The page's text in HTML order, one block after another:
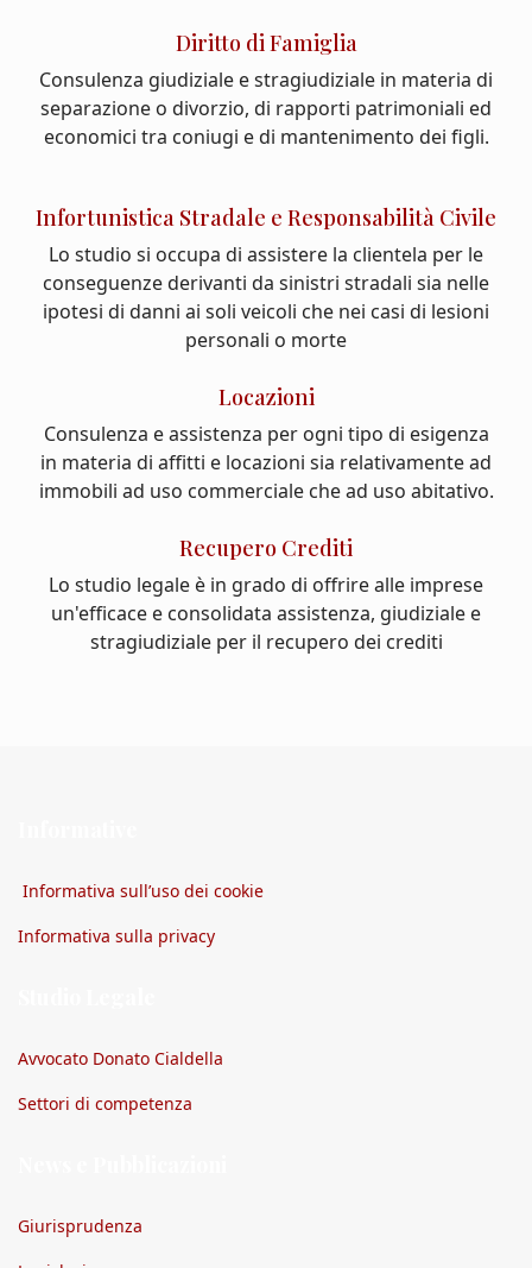
Diritto di Famiglia
Consulenza giudiziale e stragiudiziale in materia di
separazione o divorzio, di rapporti patrimoniali ed
economici tra coniugi e di mantenimento dei figli.
Infortunistica Stradale e Responsabilità Civile
Lo studio si occupa di assistere la clientela per le
conseguenze derivanti da sinistri stradali sia nelle
ipotesi di danni ai soli veicoli che nei casi di lesioni
personali o morte
Locazioni
Consulenza e assistenza per ogni tipo di esigenza
in materia di affitti e locazioni sia relativamente ad
immobili ad uso commerciale che ad uso abitativo.
Recupero Crediti
Lo studio legale è in grado di offrire alle imprese
un'efficace e consolidata assistenza, giudiziale e
stragiudiziale per il recupero dei crediti
Informativa sull’uso dei cookie
Informativa sulla privacy
Avvocato Donato Cialdella
Settori di competenza
Giurisprudenza